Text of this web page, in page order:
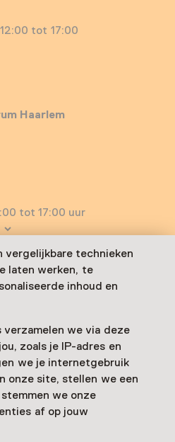
vergelijkbare technieken
laten werken, te
inhoud en
we via deze
zoals je IP-adres en
we je internetgebruik
onze site, stellen we een
we onze
af op jouw
tot 17:00
Haarlem
in een nieuw tabblad
tot 17:00 uur
in ABC